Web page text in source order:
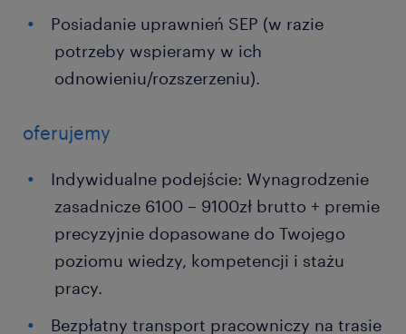
Posiadanie uprawnień SEP (w razie
potrzeby wspieramy w ich
odnowieniu/rozszerzeniu).
oferujemy
Indywidualne podejście: Wynagrodzenie
zasadnicze 6100 – 9100zł brutto + premie
precyzyjnie dopasowane do Twojego
poziomu wiedzy, kompetencji i stażu
pracy.
Bezpłatny transport pracowniczy na trasie